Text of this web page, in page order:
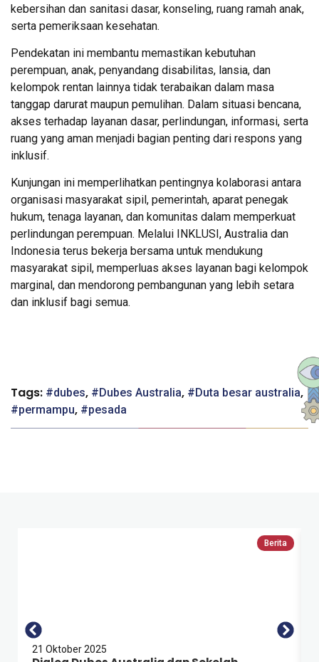
kebersihan dan sanitasi dasar, konseling, ruang ramah anak,
serta pemeriksaan kesehatan.
Pendekatan ini membantu memastikan kebutuhan
perempuan, anak, penyandang disabilitas, lansia, dan
kelompok rentan lainnya tidak terabaikan dalam masa
tanggap darurat maupun pemulihan. Dalam situasi bencana,
akses terhadap layanan dasar, perlindungan, informasi, serta
ruang yang aman menjadi bagian penting dari respons yang
inklusif.
Kunjungan ini memperlihatkan pentingnya kolaborasi antara
organisasi masyarakat sipil, pemerintah, aparat penegak
hukum, tenaga layanan, dan komunitas dalam memperkuat
perlindungan perempuan. Melalui INKLUSI, Australia dan
Indonesia terus bekerja bersama untuk mendukung
masyarakat sipil, memperluas akses layanan bagi kelompok
marginal, dan mendorong pembangunan yang lebih setara
dan inklusif bagi semua.
Tags: dubes, Dubes Australia, Duta besar australia,
permampu, pesada
Berita
21 Oktober 2025